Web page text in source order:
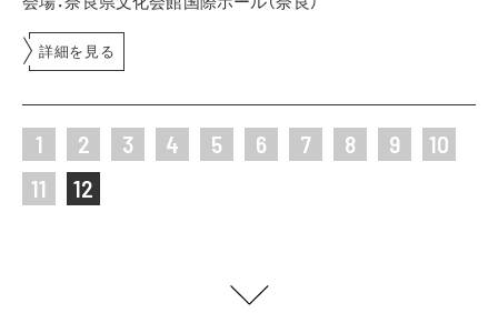
詳細を見る
1 2 3 4 5 6 7 8 9
10
11
12